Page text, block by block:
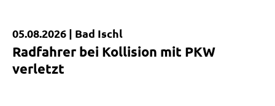
Kurzmeldung
05.08.2026 | Bad Ischl
Radfahrer bei Kollision mit PKW
verletzt